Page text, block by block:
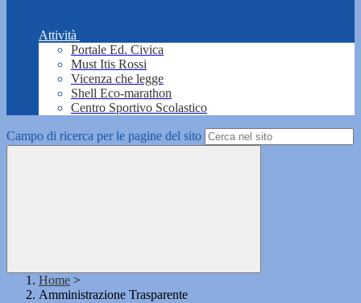
Attività
Portale Ed. Civica
Must Itis Rossi
Vicenza che legge
Shell Eco-marathon
Centro Sportivo Scolastico
Campo di ricerca per le pagine del sito
Home >
Amministrazione Trasparente